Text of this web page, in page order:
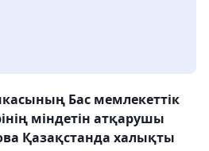
Бас мемлекеттік
міндетін атқарушы
Қазақстанда халықты